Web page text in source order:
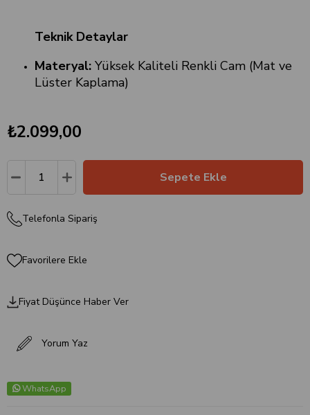
Teknik Detaylar
Materyal: Yüksek Kaliteli Renkli Cam (Mat ve
Lüster Kaplama)
₺2.099,00
Telefonla Sipariş
Favorilere Ekle
Fiyat Düşünce Haber Ver
Yorum Yaz
WhatsApp